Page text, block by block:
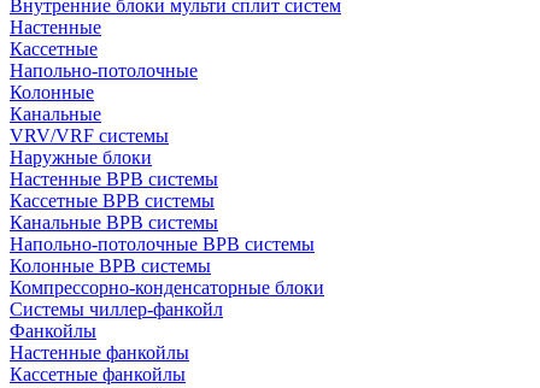
Внутренние блоки мульти сплит систем
Настенные
Кассетные
Напольно-потолочные
Колонные
Канальные
VRV/VRF системы
Наружные блоки
Настенные ВРВ системы
Кассетные ВРВ системы
Канальные ВРВ системы
Напольно-потолочные ВРВ системы
Колонные ВРВ системы
Компрессорно-конденсаторные блоки
Системы чиллер-фанкойл
Фанкойлы
Настенные фанкойлы
Кассетные фанкойлы